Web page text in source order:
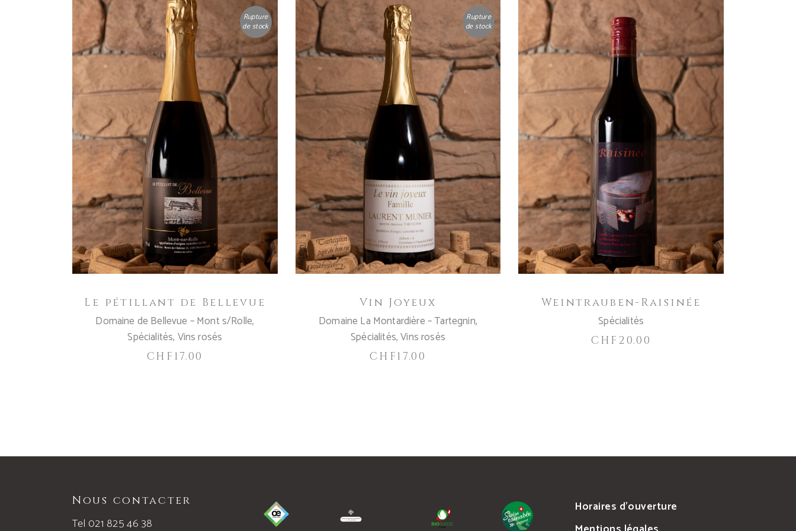
Rupture
de stock
LIRE LA SUITE
Le pétillant de Bellevue
Domaine de Bellevue – Mont s/Rolle,
Spécialités, Vins rosés
CHF 17.00
Rupture
de stock
LIRE LA SUITE
Vin Joyeux
Domaine La Montardière – Tartegnin,
Spécialités,Vins rosés
CHF17.00
AJOUTER AU PANIER
Weintrauben-Raisinée
Spécialités
CHF 20.00
Nous contacter
Tel 021 825 46 38
Horaires d’ouverture